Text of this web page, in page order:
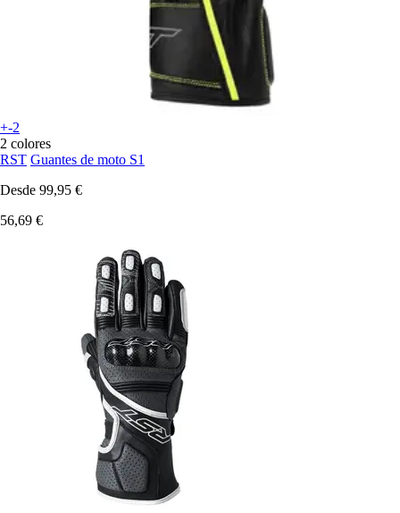
+-2
2 colores
RST Guantes de moto S1
Desde 99,95 €
56,69 €